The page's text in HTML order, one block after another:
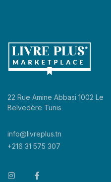
22 Rue Amine Abbasi 1002 Le
Belvedère Tunis
info@livreplus.tn
+216 31 575 307